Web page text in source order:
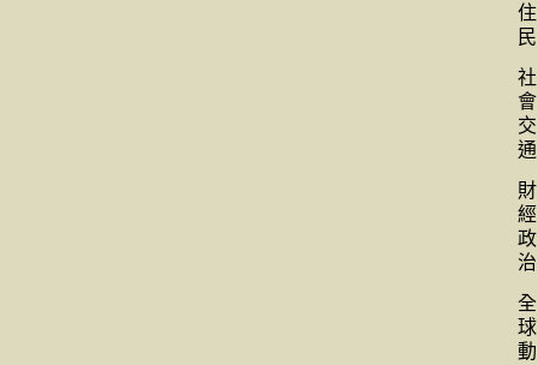
住
民
社
會
交
通
財
經
政
治
全
球
動